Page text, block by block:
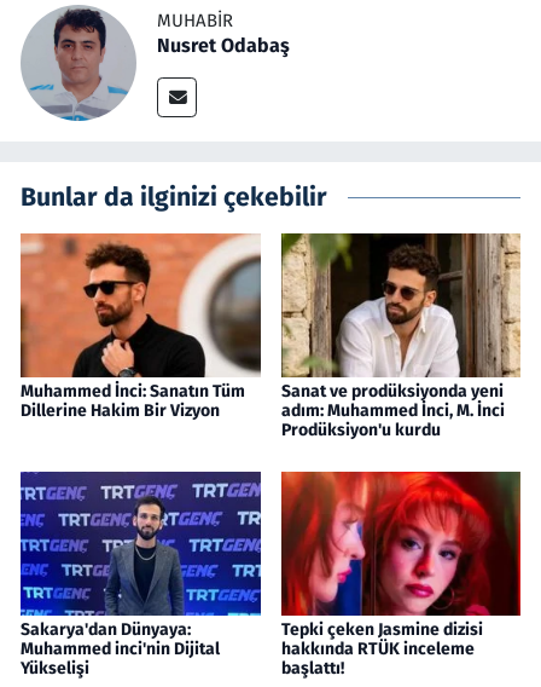
MUHABIR
Nusret Odabaş
Bunlar da ilginizi çekebilir
Muhammed İnci: Sanatın Tüm
Dillerine Hakim Bir Vizyon
Sanat ve prodüksiyonda yeni
adım: Muhammed İnci, M. İnci
Prodüksiyon'u kurdu
Sakarya'dan Dünyaya:
Muhammed inci'nin Dijital
Yükselişi
Tepki çeken Jasmine dizisi
hakkında RTÜK inceleme
başlattı!